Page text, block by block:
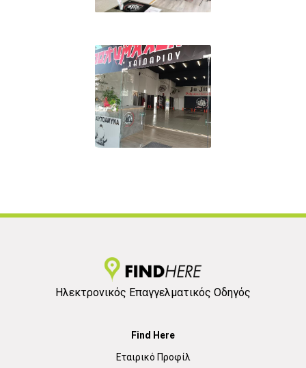
Ηλεκτρονικός Επαγγελματικός Οδηγός
Find Here
Εταιρικό Προφίλ